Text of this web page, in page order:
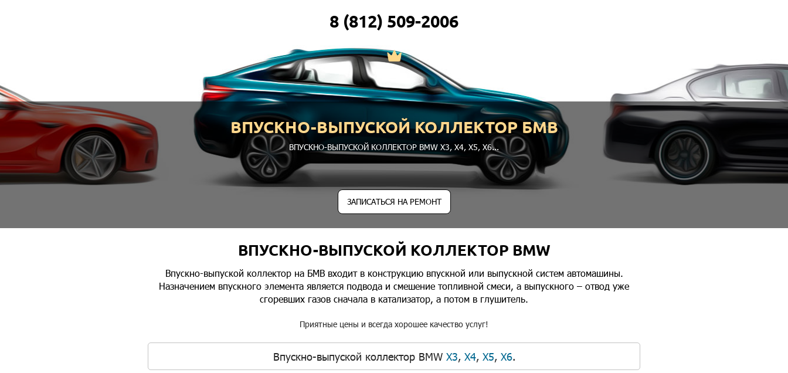
8 (812) 509-2006
ВПУСКНО-ВЫПУСКОЙ КОЛЛЕКТОР БМВ
ВПУСКНО-ВЫПУСКОЙ КОЛЛЕКТОР BMW X3, X4, X5, X6...
ЗАПИСАТЬСЯ НА РЕМОНТ
ВПУСКНО-ВЫПУСКОЙ КОЛЛЕКТОР BMW
Впускно-выпуской коллектор на БМВ входит в конструкцию впускной или выпускной систем автомашины.
Назначением впускного элемента является подвода и смешение топливной смеси, а выпускного – отвод уже
сгоревших газов сначала в катализатор, а потом в глушитель.
Приятные цены и всегда хорошее качество услуг!
Впускно-выпуской коллектор BMW X3, X4, X5, X6.